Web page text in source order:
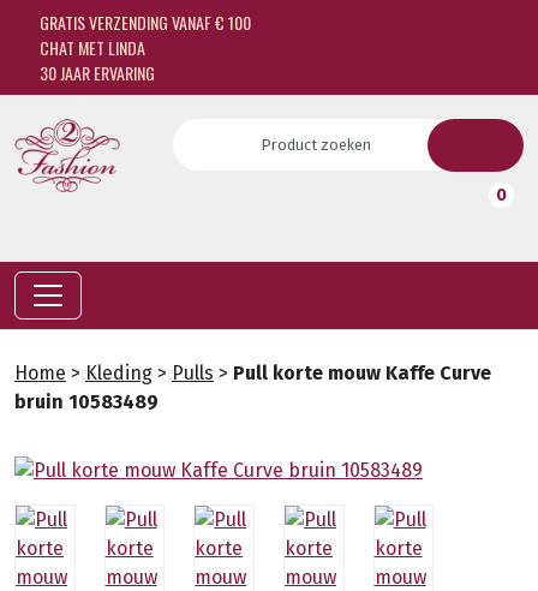
GRATIS VERZENDING VANAF € 100
CHAT MET LINDA
30 JAAR ERVARING
0
Home > Kleding > Pulls > Pull korte mouw Kaffe Curve
bruin 10583489